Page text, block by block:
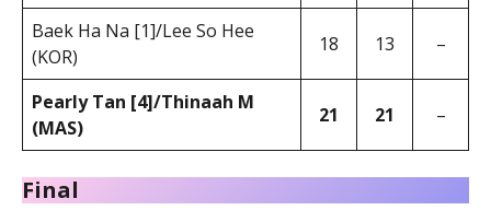
Baek Ha Na [1]/Lee So Hee
(KOR)
18 13 –
Pearly Tan [4]/Thinaah M
(MAS)
21 21 –
Final